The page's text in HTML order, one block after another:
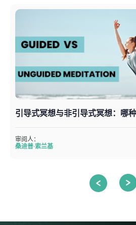
引导式冥想与非引导式冥想：哪种
审阅人：
桑迪普·索兰基